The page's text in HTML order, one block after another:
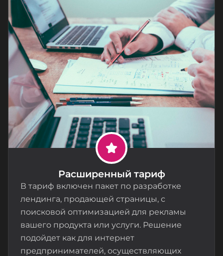
Расширенный тариф
В тариф включен пакет по разработке
лендинга, продающей страницы, с
поисковой оптимизацией для рекламы
вашего продукта или услуги. Решение
подойдет как для интернет
предпринимателей, осуществляющих